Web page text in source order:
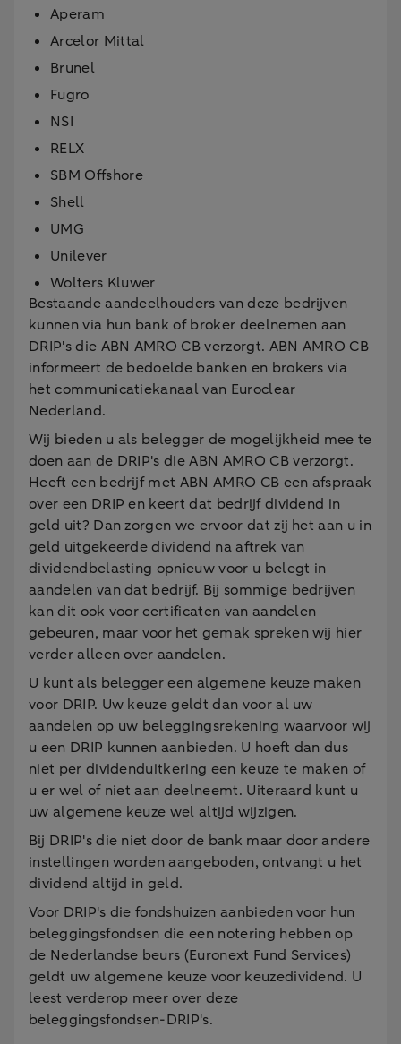
Aperam
Arcelor Mittal
Brunel
Fugro
NSI
RELX
SBM Offshore
Shell
UMG
Unilever
Wolters Kluwer
Bestaande aandeelhouders van deze bedrijven
kunnen via hun bank of broker deelnemen aan
DRIP's die ABN AMRO CB verzorgt. ABN AMRO CB
informeert de bedoelde banken en brokers via
het communicatiekanaal van Euroclear
Nederland.
Wij bieden u als belegger de mogelijkheid mee te
doen aan de DRIP's die ABN AMRO CB verzorgt.
Heeft een bedrijf met ABN AMRO CB een afspraak
over een DRIP en keert dat bedrijf dividend in
geld uit? Dan zorgen we ervoor dat zij het aan u in
geld uitgekeerde dividend na aftrek van
dividendbelasting opnieuw voor u belegt in
aandelen van dat bedrijf. Bij sommige bedrijven
kan dit ook voor certificaten van aandelen
gebeuren, maar voor het gemak spreken wij hier
verder alleen over aandelen.
U kunt als belegger een algemene keuze maken
voor DRIP. Uw keuze geldt dan voor al uw
aandelen op uw beleggingsrekening waarvoor wij
u een DRIP kunnen aanbieden. U hoeft dan dus
niet per dividenduitkering een keuze te maken of
u er wel of niet aan deelneemt. Uiteraard kunt u
uw algemene keuze wel altijd wijzigen.
Bij DRIP's die niet door de bank maar door andere
instellingen worden aangeboden, ontvangt u het
dividend altijd in geld.
Voor DRIP's die fondshuizen aanbieden voor hun
beleggingsfondsen die een notering hebben op
de Nederlandse beurs (Euronext Fund Services)
geldt uw algemene keuze voor keuzedividend. U
leest verderop meer over deze
beleggingsfondsen-DRIP's.